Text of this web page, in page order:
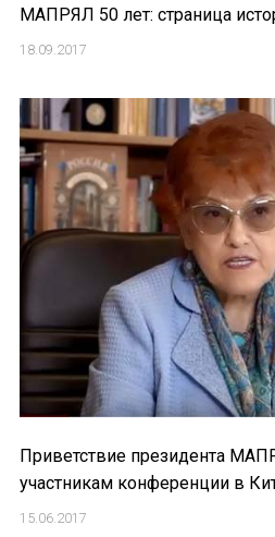
МАПРЯЛ 50 лет: страница
18.09.2017
Приветствие президента
участникам конференции в
15.06.2017